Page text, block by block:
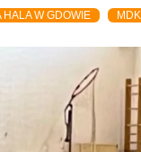
HALA W GDOWIE MDK